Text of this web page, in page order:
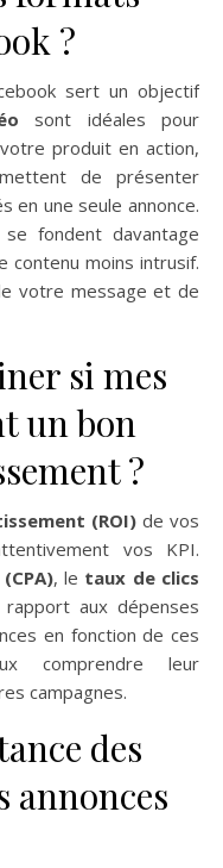
?
sert un objectif
sont idéales pour
produit en action,
de présenter
en une seule annonce.
se fondent davantage
contenu moins intrusif.
votre message et de
si mes
un bon
?
(ROI)de vos
vos KPI.
, le taux de clics
aux dépenses
en fonction de ces
comprendre leur
campagnes.
des
annonces